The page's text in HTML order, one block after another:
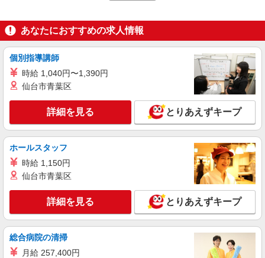
蓮田市 【蓮田駅そば】
キープ 詳細を見る
派遣社員
株式会社トラストグロース 新宿本社 第3営業部
介護付き有料老人ホームでの看護師
時給：准看護師2000円/看護師2100円
埼玉県蓮田市
詳細を見る
派遣社員
株式会社kotrio /●SI-H-2024233
≪蓮田駅≫年齢不問！０からスタートでも活躍
できる看護助手♪
時給1600円〜2250円 ＜日払い有/週払い有/交
あなたにおすすめの求人情報
個別指導講師
時給 1,040円〜1,390円
仙台市青葉区
詳細を見る とりあえずキープ
ホールスタッフ
時給 1,150円
仙台市青葉区
詳細を見る とりあえずキープ
総合病院の清掃
月給 257,400円